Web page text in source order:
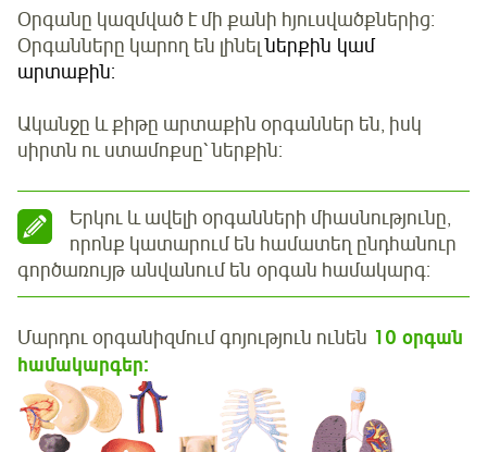
Օրգանը կազմված է մի քանի հյուսվածքներից։
Օրգանները կարող են լինելներքին կամ
արտաքին:
Ականջը և քիթը արտաքին օրգաններ են, իսկ
սիրտն ու ստամոքսը՝ ներքին:
Երկու և ավելի օրգանների միասնությունը,
որոնք կատարում են համատեղ ընդհանուր
գործառույթ անվանում են օրգան համակարգ:
Մարդու օրգանիզմում գոյություն ունեն 10 օրգան
համակարգեր: